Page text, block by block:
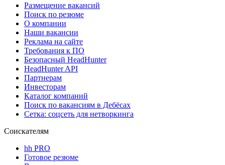
Размещение вакансий
Поиск по резюме
О компании
Наши вакансии
Реклама на сайте
Требования к ПО
Безопасный HeadHunter
HeadHunter API
Партнерам
Инвесторам
Каталог компаний
Поиск по вакансиям в Дебёсах
Сетка: соцсеть для нетворкинга
Соискателям
hh PRO
Готовое резюме